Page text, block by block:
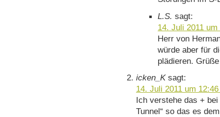
L.S. sagt:
14. Juli 2011
Herr von
würde aber für
plädieren.
icken_K sagt:
14. Juli 2011 um
Ich verstehe das +
Tunnel“ so das es